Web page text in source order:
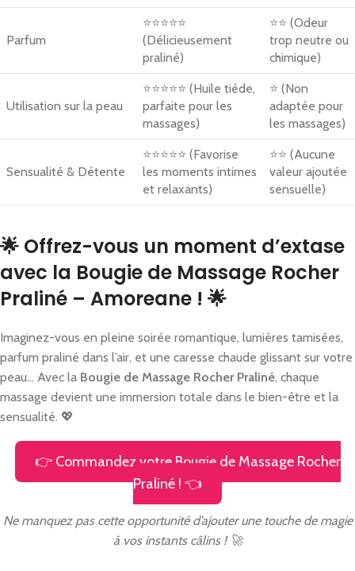
Parfum
⭐⭐⭐⭐⭐
(Délicieusement
praliné)
⭐⭐ (Odeur
trop neutre ou
chimique)
Utilisation sur la peau
⭐⭐⭐⭐⭐ (Huile tiède,
parfaite pour les
massages)
⭐ (Non
adaptée pour
les massages)
Sensualité & Détente
⭐⭐⭐⭐⭐ (Favorise
les moments intimes
et relaxants)
⭐⭐ (Aucune
valeur ajoutée
sensuelle)
🌟 Offrez-vous un moment d’extase
avec la Bougie de Massage Rocher
Praliné – Amoreane ! 🌟
Imaginez-vous en pleine soirée romantique, lumières tamisées,
parfum praliné dans l’air, et une caresse chaude glissant sur votre
peau… Avec la Bougie de Massage Rocher Praliné, chaque
massage devient une immersion totale dans le bien-être et la
sensualité. 💖
👉 Commandez votre Bougie de Massage Rocher
Praliné ! 👈
Ne manquez pas cette opportunité d’ajouter une touche de magie
à vos instants câlins ! 🚀